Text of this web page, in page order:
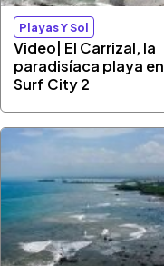
Playas Y Sol
Video| El Carrizal, la
paradisíaca playa en
Surf City 2